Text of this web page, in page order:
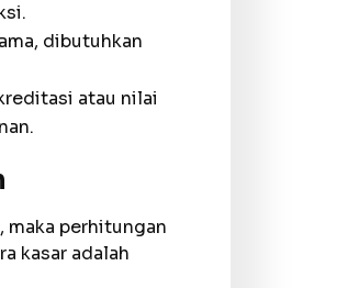
dibutuhkan
atau nilai
maka perhitungan
kasar adalah